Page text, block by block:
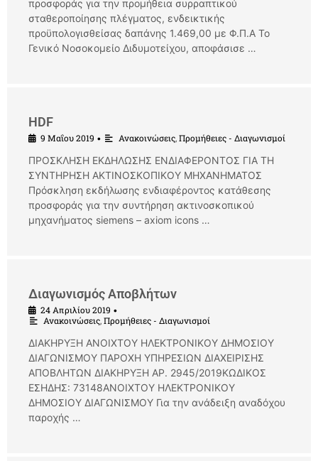
προσφοράς για την προμήθεια συρραπτικού
σταθεροποίησης πλέγματος, ενδεικτικής
προϋπολογισθείσας δαπάνης 1.469,00 με Φ.Π.Α Το
Γενικό Νοσοκομείο Διδυμοτείχου, αποφάσισε …
HDF
9 Μαΐου 2019 • Ανακοινώσεις,Προμήθειες - Διαγωνισμοί
ΠΡΟΣΚΛΗΣΗ ΕΚΔΗΛΩΣΗΣ ΕΝΔΙΑΦΕΡΟΝΤΟΣ ΓΙΑ ΤΗ
ΣΥΝΤΗΡΗΣΗ ΑΚΤΙΝΟΣΚΟΠΙΚΟΥ ΜΗΧΑΝΗΜΑΤΟΣ
Πρόσκληση εκδήλωσης ενδιαφέροντος κατάθεσης
προσφοράς για την συντήρηση ακτινοσκοπικού
μηχανήματος siemens – axiom icons …
Διαγωνισμός Αποβλήτων
24 Απριλίου 2019 •
Ανακοινώσεις,Προμήθειες - Διαγωνισμοί
ΔΙΑΚΗΡΥΞΗ ΑΝΟΙΧΤΟΥ ΗΛΕΚΤΡΟΝΙΚΟΥ ΔΗΜΟΣΙΟΥ
ΔΙΑΓΩΝΙΣΜΟΥ ΠΑΡΟΧΗ ΥΠΗΡΕΣΙΩΝ ΔΙΑΧΕΙΡΙΣΗΣ
ΑΠΟΒΛΗΤΩΝ ΔΙΑΚΗΡΥΞΗ ΑΡ. 2945/2019ΚΩΔΙΚΟΣ
ΕΣΗΔΗΣ: 73148ΑΝΟΙΧΤΟΥ ΗΛΕΚΤΡΟΝΙΚΟΥ
ΔΗΜΟΣΙΟΥ ΔΙΑΓΩΝΙΣΜΟΥ Για την ανάδειξη αναδόχου
παροχής …